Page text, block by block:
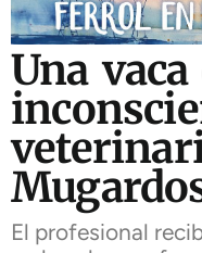
Una vaca
El profesional